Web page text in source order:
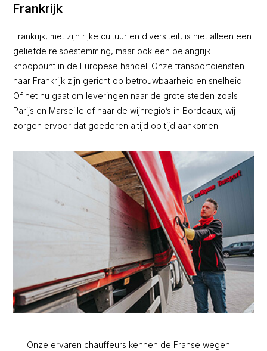
Frankrijk
Frankrijk, met zijn rijke cultuur en diversiteit, is niet alleen een
geliefde reisbestemming, maar ook een belangrijk
knooppunt in de Europese handel. Onze transportdiensten
naar Frankrijk zijn gericht op betrouwbaarheid en snelheid.
Of het nu gaat om leveringen naar de grote steden zoals
Parijs en Marseille of naar de wijnregio’s in Bordeaux, wij
zorgen ervoor dat goederen altijd op tijd aankomen.
Onze ervaren chauffeurs kennen de Franse wegen